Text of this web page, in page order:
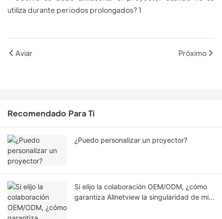
Aviar Próximo
Recomendado Para Ti
¿Puedo personalizar un proyector?
Si elijo la colaboración OEM/ODM, ¿cómo
garantiza Allnetview la singularidad de mi